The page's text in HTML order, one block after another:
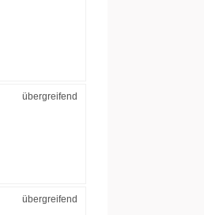
übergreifend
übergreifend